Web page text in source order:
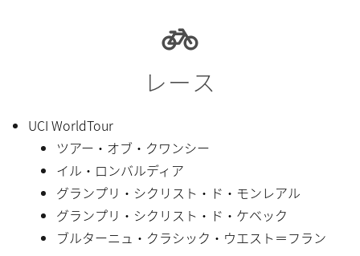
レース
UCI WorldTour
ツアー・オブ・クワンシー
イル・ロンバルディア
グランプリ・シクリスト・ド・モンレアル
グランプリ・シクリスト・ド・ケベック
ブルターニュ・クラシック・ウエスト＝フラン